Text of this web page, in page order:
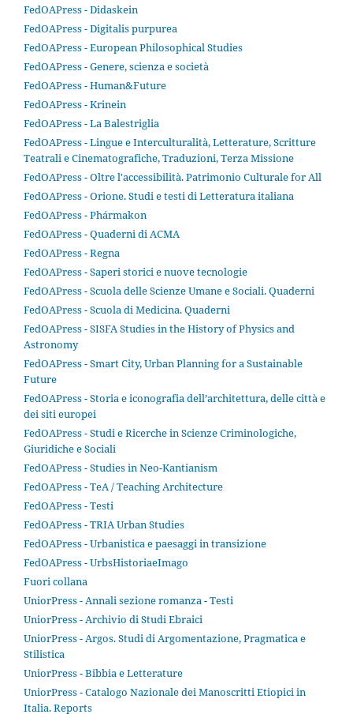
FedOAPress - Didaskein
FedOAPress - Digitalis purpurea
FedOAPress - European Philosophical Studies
FedOAPress - Genere, scienza e società
FedOAPress - Human&Future
FedOAPress - Krinein
FedOAPress - La Balestriglia
FedOAPress - Lingue e Interculturalità, Letterature, Scritture
Teatrali e Cinematografiche, Traduzioni, Terza Missione
FedOAPress - Oltre l'accessibilità. Patrimonio Culturale for All
FedOAPress - Orione. Studi e testi di Letteratura italiana
FedOAPress - Phármakon
FedOAPress - Quaderni di ACMA
FedOAPress - Regna
FedOAPress - Saperi storici e nuove tecnologie
FedOAPress - Scuola delle Scienze Umane e Sociali. Quaderni
FedOAPress - Scuola di Medicina. Quaderni
FedOAPress - SISFA Studies in the History of Physics and
Astronomy
FedOAPress - Smart City, Urban Planning for a Sustainable
Future
FedOAPress - Storia e iconografia dell’architettura, delle città e
dei siti europei
FedOAPress - Studi e Ricerche in Scienze Criminologiche,
Giuridiche e Sociali
FedOAPress - Studies in Neo-Kantianism
FedOAPress - TeA / Teaching Architecture
FedOAPress - Testi
FedOAPress - TRIA Urban Studies
FedOAPress - Urbanistica e paesaggi in transizione
FedOAPress - UrbsHistoriaeImago
Fuori collana
UniorPress - Annali sezione romanza - Testi
UniorPress - Archivio di Studi Ebraici
UniorPress - Argos. Studi di Argomentazione, Pragmatica e
Stilistica
UniorPress - Bibbia e Letterature
UniorPress - Catalogo Nazionale dei Manoscritti Etiopici in
Italia. Reports